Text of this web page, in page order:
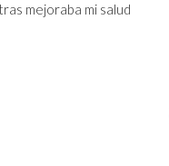
mejoraba mi salud